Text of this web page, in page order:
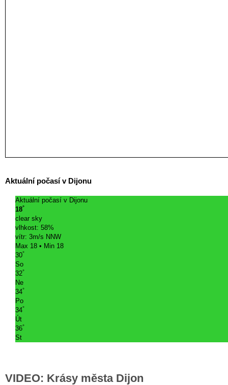
Aktuální počasí v Dijonu
Aktuální počasí v Dijonu
18°
clear sky
vlhkost: 58%
vítr: 3m/s NNW
Max 18 • Min 18
30°
So
32°
Ne
34°
Po
34°
Út
36°
St
VIDEO: Krásy města Dijon